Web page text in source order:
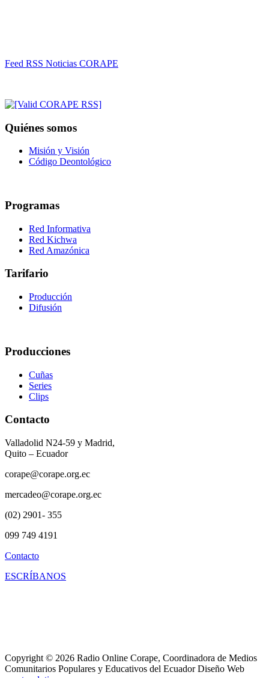
Feed RSS Noticias CORAPE
Quiénes somos
Misión y Visión
Código Deontológico
Programas
Red Informativa
Red Kichwa
Red Amazónica
Tarifario
Producción
Difusión
Producciones
Cuñas
Series
Clips
Contacto
Valladolid N24-59 y Madrid,
Quito – Ecuador
corape@corape.org.ec
mercadeo@corape.org.ec
(02) 2901- 355
099 749 4191
Contacto
ESCRÍBANOS
Copyright © 2026 Radio Online Corape, Coordinadora de Medios
Comunitarios Populares y Educativos del Ecuador Diseño Web